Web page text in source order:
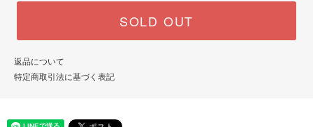
SOLD OUT
返品について
特定商取引法に基づく表記